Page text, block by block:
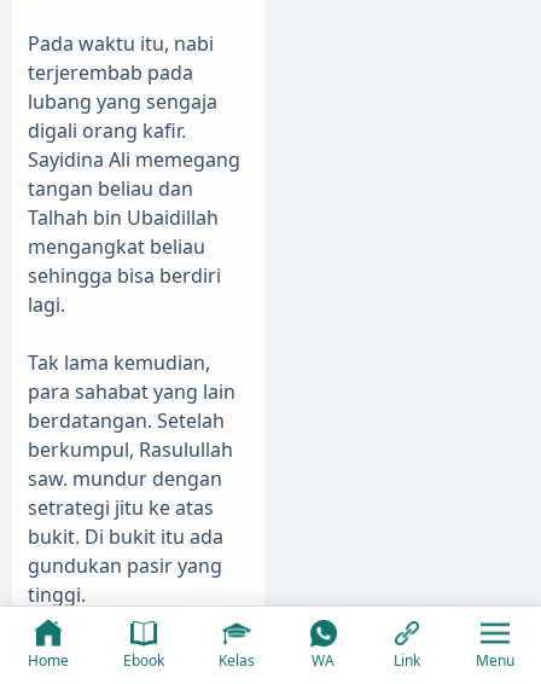
Pada waktu itu, nabi
terjerembab pada
lubang yang sengaja
digali orang kafir.
Sayidina Ali memegang
tangan beliau dan
Talhah bin Ubaidillah
mengangkat beliau
sehingga bisa berdiri
lagi.
Tak lama kemudian,
para sahabat yang lain
berdatangan. Setelah
berkumpul, Rasulullah
saw. mundur dengan
setrategi jitu ke atas
bukit. Di bukit itu ada
gundukan pasir yang
tinggi.
Ketika Rasulullah saw.
Berbagi
Home Ebook Kelas WA Link Menu